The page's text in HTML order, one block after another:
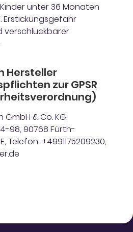
unter 36 Monaten
Erstickungsgefahr
verschluckbarer
Hersteller
zur GPSR
& Co. KG,
98, 90768 Fürth-
Telefon: +4991175209230,